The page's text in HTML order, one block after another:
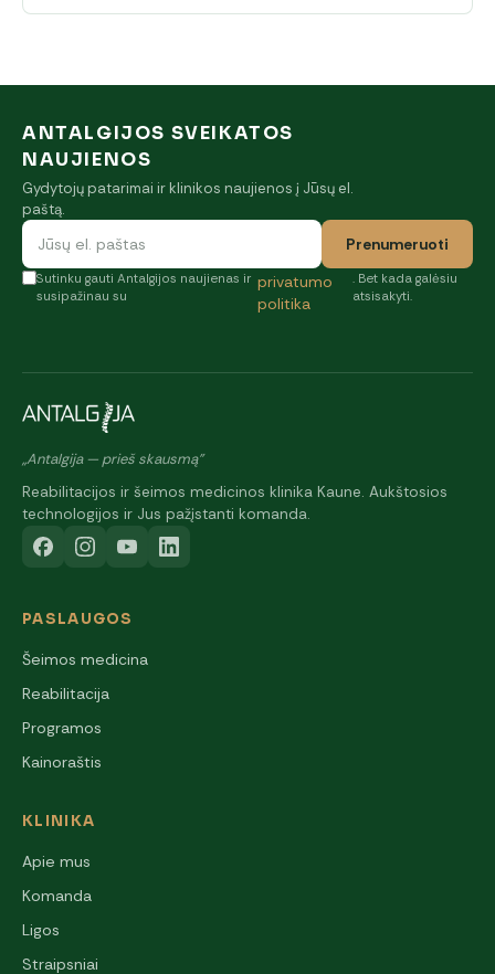
ANTALGIJOS SVEIKATOS
NAUJIENOS
Gydytojų patarimai ir klinikos naujienos į Jūsų el.
paštą.
Prenumeruoti
Sutinku gauti Antalgijos naujienas ir
susipažinau su
privatumo
politika
. Bet kada galėsiu
atsisakyti.
„Antalgija — prieš skausmą"
Reabilitacijos ir šeimos medicinos klinika Kaune. Aukštosios
technologijos ir Jus pažįstanti komanda.
PASLAUGOS
Šeimos medicina
Reabilitacija
Programos
Kainoraštis
KLINIKA
Apie mus
Komanda
Ligos
Straipsniai